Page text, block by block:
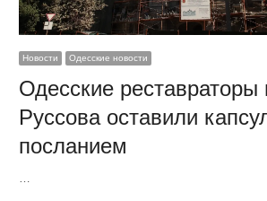
Новости Одесские новости
Одесские
Руссова оставили
посланием
…